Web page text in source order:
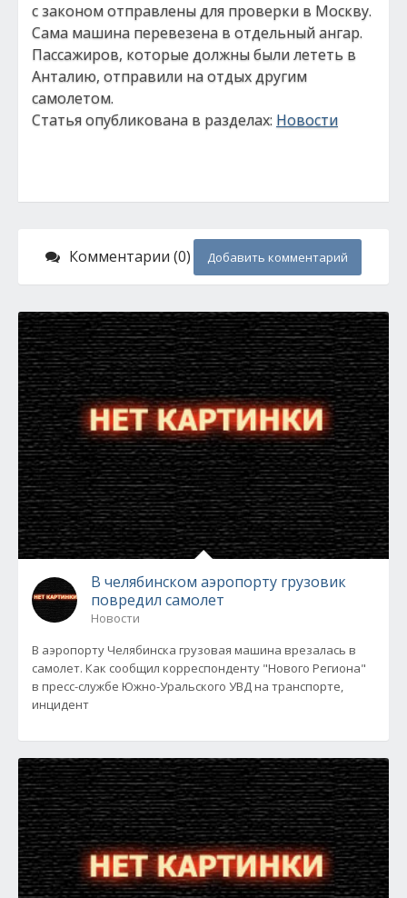
с законом отправлены для проверки в Москву.
Сама машина перевезена в отдельный ангар.
Пассажиров, которые должны были лететь в
Анталию, отправили на отдых другим
самолетом.
Статья опубликована в разделах: Новости
Комментарии (0) Добавить комментарий
В челябинском аэропорту грузовик
повредил самолет
Новости
В аэропорту Челябинска грузовая машина врезалась в
самолет. Как сообщил корреспонденту "Нового Региона"
в пресс-службе Южно-Уральского УВД на транспорте,
инцидент